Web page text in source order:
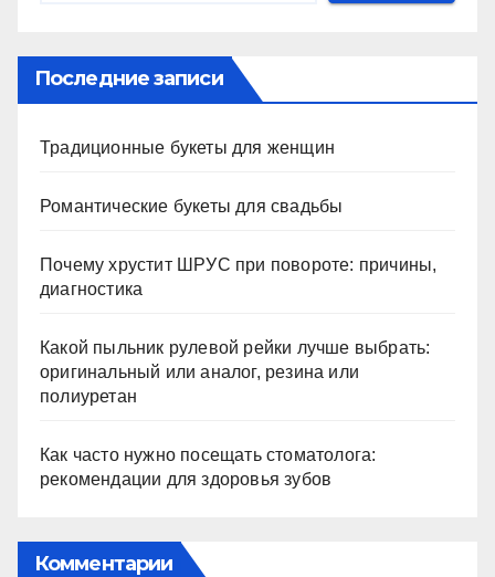
Последние записи
Традиционные букеты для женщин
Романтические букеты для свадьбы
Почему хрустит ШРУС при повороте: причины,
диагностика
Какой пыльник рулевой рейки лучше выбрать:
оригинальный или аналог, резина или
полиуретан
Как часто нужно посещать стоматолога:
рекомендации для здоровья зубов
Комментарии